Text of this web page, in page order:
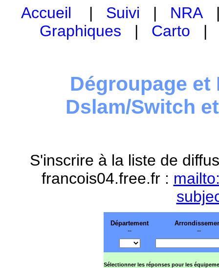
Accueil | Suivi | NRA
Graphiques | Carto
Dégroupage et
Dslam/Switch
S'inscrire à la liste de
francois04.free.fr :
Département
--
--
Sélectionner les réponses pour les